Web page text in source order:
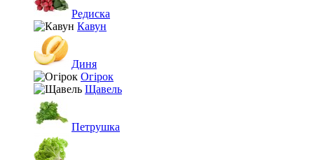
Редиска
Кавун
Диня
Огірок
Щавель
Петрушка